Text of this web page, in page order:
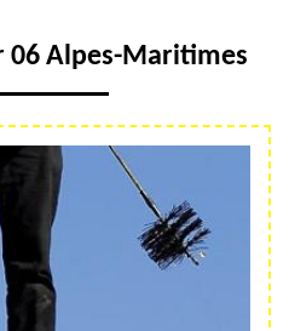
Alpes-Maritimes